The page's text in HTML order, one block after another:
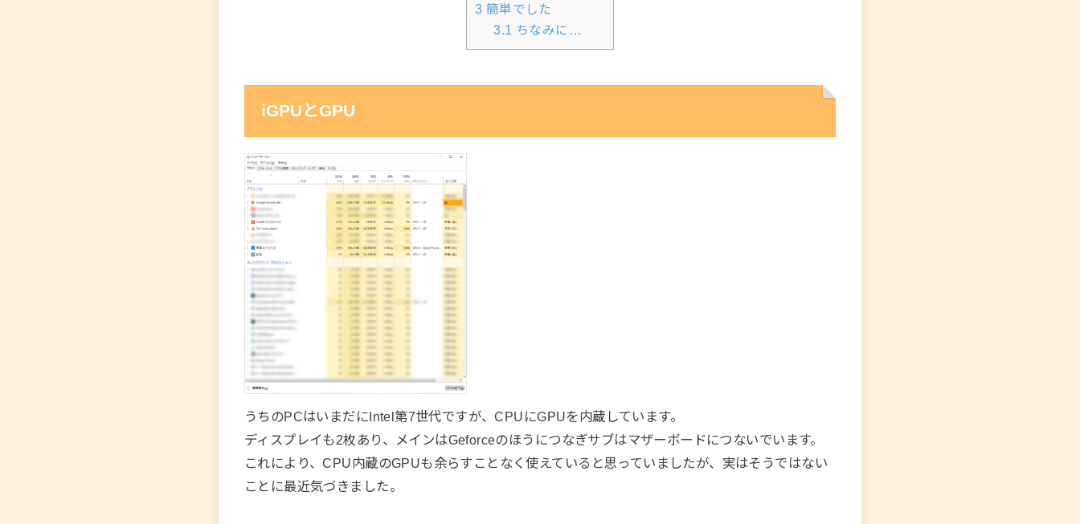
3 簡単でした
3.1 ちなみに…
iGPUとGPU
うちのPCはいまだにIntel第7世代ですが、CPUにGPUを内蔵しています。
ディスプレイも2枚あり、メインはGeforceのほうにつなぎサブはマザーボードにつないでいます。
これにより、CPU内蔵のGPUも余らすことなく使えていると思っていましたが、実はそうではない
ことに最近気づきました。